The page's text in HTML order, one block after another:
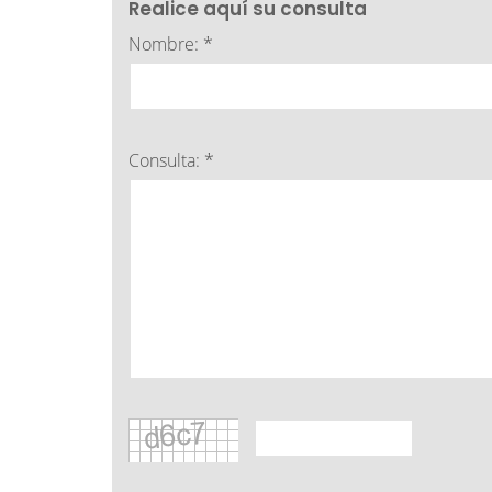
Realice aquí su consulta
Nombre: *
Consulta: *